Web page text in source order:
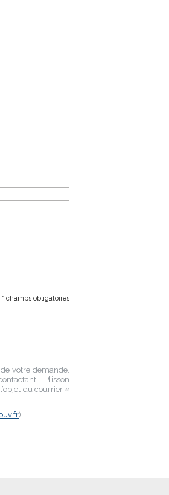
* champs obligatoires
votre demande.
: Plisson
du courrier «
).